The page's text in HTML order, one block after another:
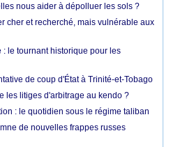
nous aider à dépolluer les sols ?
cher et recherché, mais vulnérable aux
: le tournant historique pour les
de coup d'État à Trinité-et-Tobago
les litiges d'arbitrage au kendo ?
: le quotidien sous le régime taliban
de nouvelles frappes russes